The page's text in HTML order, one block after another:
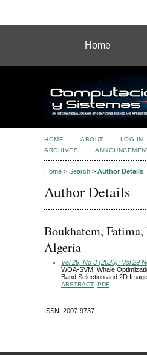
Home
HOME ABOUT LOG IN
ARCHIVES
Home > Search > Author Details
Author Details
Boukhatem,
Algeria
Vol 29, No 3 (2025): Vol 29
WOA-SVM: Whale
Band Selection and 2D
ABSTRACT PDF
ISSN: 2007-9737